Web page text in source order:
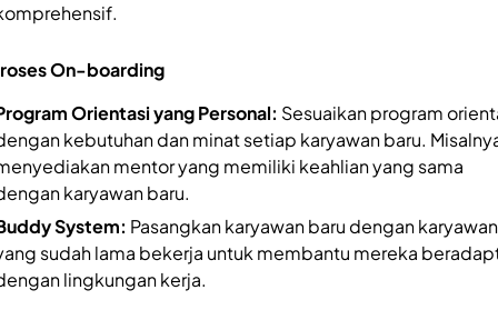
On-boarding
Orientasi yang Personal: Sesuaikan program
kebutuhan dan minat setiap karyawan baru.
mentor yang memiliki keahlian yang sama
karyawan baru.
System: Pasangkan karyawan baru dengan karyawan
sudah lama bekerja untuk membantu mereka
lingkungan kerja.